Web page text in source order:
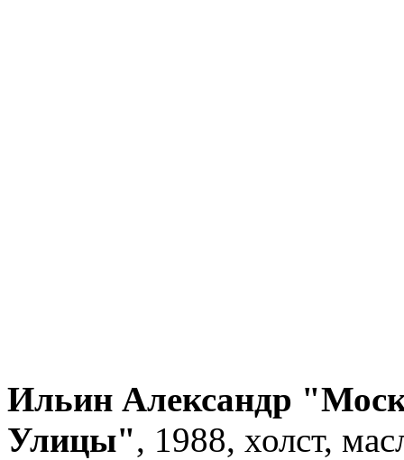
Ильин Александр
Улицы", 1988, холст,